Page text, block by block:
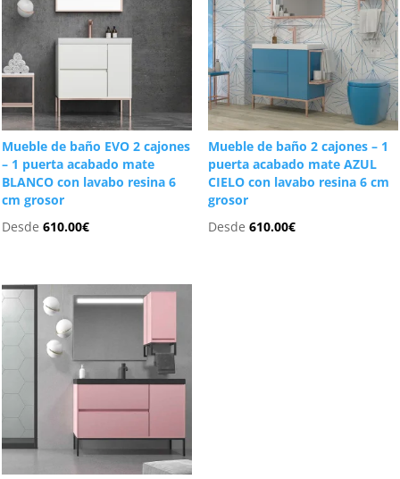
Mueble de baño EVO 2 cajones
– 1 puerta acabado mate
BLANCO con lavabo resina 6
cm grosor
Desde610.00€
Mueble de baño 2 cajones – 1
puerta acabado mate AZUL
CIELO con lavabo resina 6 cm
grosor
Desde 610.00€